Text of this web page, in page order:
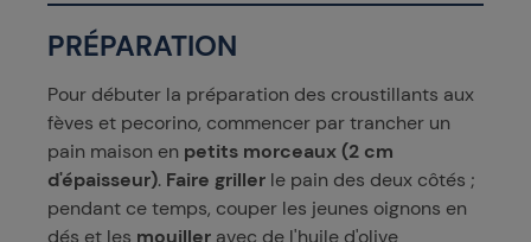
PRÉPARATION
Pour débuter la préparation des croustillants aux
fèves et pecorino, commencer par trancher un
pain maison en petits morceaux (2 cm
d'épaisseur). Faire griller le pain des deux côtés ;
pendant ce temps, couper les jeunes oignons en
dés et les mouiller avec de l'huile d'olive